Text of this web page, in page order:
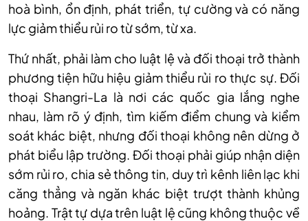
hoà bình, ổn định, phát triển, tự cường và có năng
lực giảm thiểu rủi ro từ sớm, từ xa.
Thứ nhất, phải làm cho luật lệ và đối thoại trở thành
phương tiện hữu hiệu giảm thiểu rủi ro thực sự. Đối
thoại Shangri-La là nơi các quốc gia lắng nghe
nhau, làm rõ ý định, tìm kiếm điểm chung và kiểm
soát khác biệt, nhưng đối thoại không nên dừng ở
phát biểu lập trường. Đối thoại phải giúp nhận diện
sớm rủi ro, chia sẻ thông tin, duy trì kênh liên lạc khi
căng thẳng và ngăn khác biệt trượt thành khủng
hoảng. Trật tự dựa trên luật lệ cũng không thuộc về